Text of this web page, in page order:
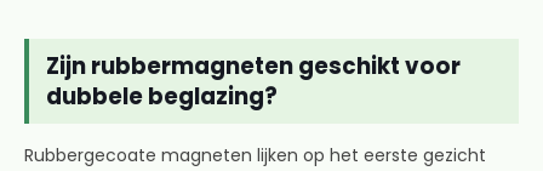
Zijn rubbermagneten geschikt voor
dubbele beglazing?
Rubbergecoate magneten lijken op het eerste gezicht